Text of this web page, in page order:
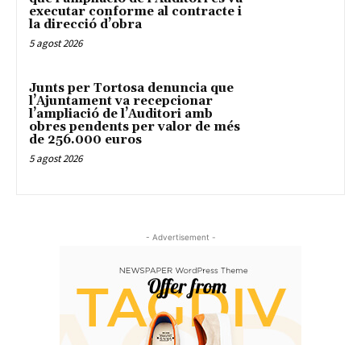
executar conforme al contracte i
la direcció d’obra
5 agost 2026
Junts per Tortosa denuncia que
l’Ajuntament va recepcionar
l’ampliació de l’Auditori amb
obres pendents per valor de més
de 256.000 euros
5 agost 2026
- Advertisement -